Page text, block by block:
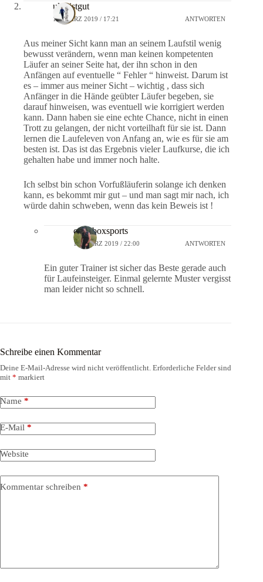
ultraistgut
12. MÄRZ 2019 / 17:21 ANTWORTEN
Aus meiner Sicht kann man an seinem Laufstil wenig
bewusst verändern, wenn man keinen kompetenten
Läufer an seiner Seite hat, der ihn schon in den
Anfängen auf eventuelle “ Fehler “ hinweist. Darum ist
es – immer aus meiner Sicht – wichtig , dass sich
Anfänger in die Hände geübter Läufer begeben, sie
darauf hinweisen, was eventuell wie korrigiert werden
kann. Dann haben sie eine echte Chance, nicht in einen
Trott zu gelangen, der nicht vorteilhaft für sie ist. Dann
lernen die Laufeleven von Anfang an, wie es für sie am
besten ist. Das ist das Ergebnis vieler Laufkurse, die ich
gehalten habe und immer noch halte.
Ich selbst bin schon Vorfußläuferin solange ich denken
kann, es bekommt mir gut – und man sagt mir nach, ich
würde dahin schweben, wenn das kein Beweis ist !
crossboxsports
12. MÄRZ 2019 / 22:00 ANTWORTEN
Ein guter Trainer ist sicher das Beste gerade auch
für Laufeinsteiger. Einmal gelernte Muster vergisst
man leider nicht so schnell.
Schreibe einen Kommentar
Deine E-Mail-Adresse wird nicht veröffentlicht. Erforderliche Felder sind
mit * markiert
Name *
E-Mail *
Website
Kommentar schreiben *